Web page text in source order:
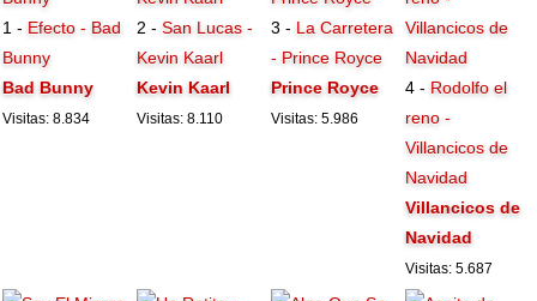
1 - Efecto - Bad
Bunny
Bad Bunny
Visitas: 8.834
2 -San Lucas -
Kevin Kaarl
Kevin Kaarl
Visitas: 8.110
3 - La Carretera
- Prince Royce
Prince Royce
Visitas: 5.986
4 - Rodolfo el
reno -
Villancicos de
Navidad
Villancicos de
Navidad
Visitas: 5.687